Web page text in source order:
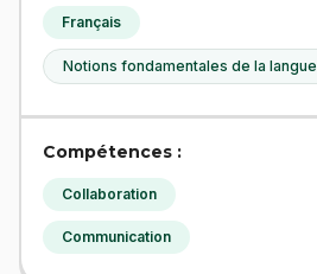
Français
Notions fondamentales de la langue
Compétences :
Collaboration
Communication